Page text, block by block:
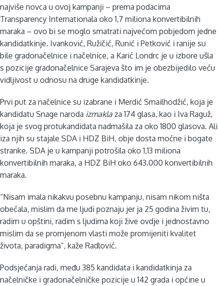
najviše novca u ovoj kampanji – prema podacima
Transparency Internationala oko 1,7 miliona konvertibilnih
maraka – ovo bi se moglo smatrati najvećom pobjedom jedne
kandidatkinje. Ivanković, Ružičić, Runić i Petković i ranije su
bile gradonačelnice i načelnice, a Karić Londrc je u izbore ušla
s pozicije gradonačelnice Sarajeva što im je obezbijedilo veću
vidljivost u odnosu na druge kandidatkinje.
Prvi put za načelnice su izabrane i Merdić Smailhodžić, koja je
kandidatu Snage naroda izmakla za 174 glasa, kao i Iva Raguž,
koja je svog protukandidata nadmašila za oko 1800 glasova. Ali
iza njih su stajale SDA i HDZ BiH, obje dosta moćne i bogate
stranke. SDA je u kampanji potrošila oko 1,13 miliona
konvertibilnih maraka, a HDZ BiH oko 643.000 konvertibilnih
maraka.
“Nisam imala nikakvu posebnu kampanju, nisam nikom ništa
obećala, mislim da me ljudi poznaju jer ja 25 godina živim tu,
radim u opštini, radim s ljudima koji žive ovdje i jednostavno
mislim da se promjenom vlasti može promijeniti kvalitet
života, paradigma”, kaže Radlović.
Podsjećanja radi, među 385 kandidata i kandidatkinja za
načelničke i gradonačelničke pozicije u 142 grada i općine u